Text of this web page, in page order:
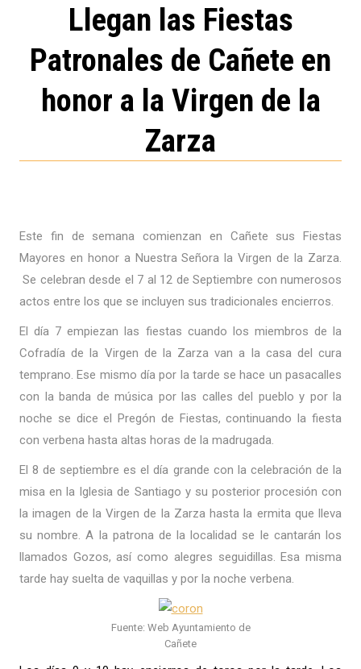
Llegan las Fiestas
Patronales de Cañete en
honor a la Virgen de la
Zarza
Este fin de semana comienzan en Cañete sus Fiestas
Mayores en honor a Nuestra Señora la Virgen de la Zarza.
Se celebran desde el 7 al 12 de Septiembre con numerosos
actos entre los que se incluyen sus tradicionales encierros.
El día 7 empiezan las fiestas cuando los miembros de la
Cofradía de la Virgen de la Zarza van a la casa del cura
temprano. Ese mismo día por la tarde se hace un pasacalles
con la banda de música por las calles del pueblo y por la
noche se dice el Pregón de Fiestas, continuando la fiesta
con verbena hasta altas horas de la madrugada.
El 8 de septiembre es el día grande con la celebración de la
misa en la Iglesia de Santiago y su posterior procesión con
la imagen de la Virgen de la Zarza hasta la ermita que lleva
su nombre. A la patrona de la localidad se le cantarán los
llamados Gozos, así como alegres seguidillas. Esa misma
tarde hay suelta de vaquillas y por la noche verbena.
Fuente: Web Ayuntamiento de
Cañete